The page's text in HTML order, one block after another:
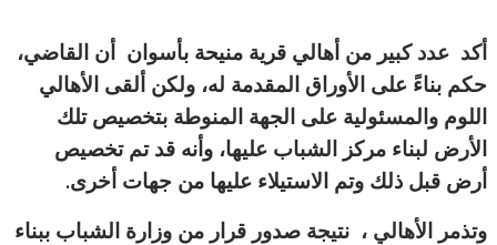
أكد عدد كبير من أهالي قرية منيحة بأسوان أن القاضي،
حكم بناءً على الأوراق المقدمة له، ولكن ألقى الأهالي
اللوم والمسئولية على الجهة المنوطة بتخصيص تلك
الأرض لبناء مركز الشباب عليها، وأنه قد تم تخصيص
أرض قبل ذلك وتم الاستيلاء عليها من جهات أخرى.
وتذمر الأهالي ، نتيجة صدور قرار من وزارة الشباب ببناء